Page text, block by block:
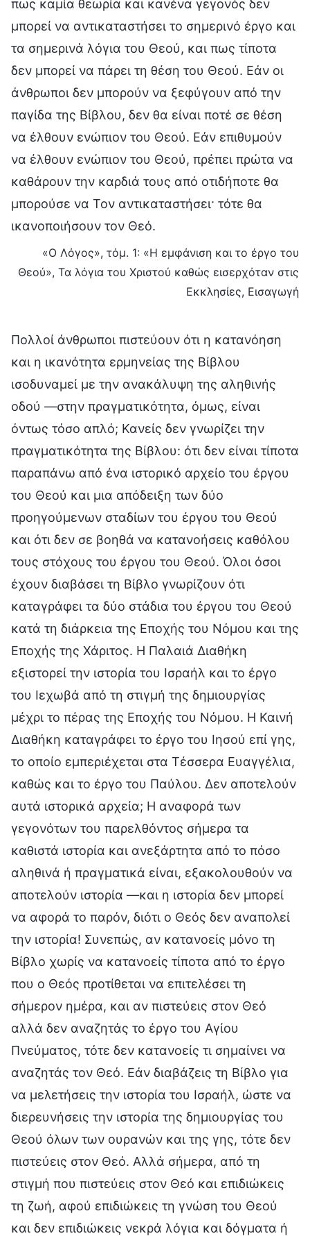
πως καμία θεωρία και κανένα γεγονός δεν
μπορεί να αντικαταστήσει το σημερινό έργο και
τα σημερινά λόγια του Θεού, και πως τίποτα
δεν μπορεί να πάρει τη θέση του Θεού. Εάν οι
άνθρωποι δεν μπορούν να ξεφύγουν από την
παγίδα της Βίβλου, δεν θα είναι ποτέ σε θέση
να έλθουν ενώπιον του Θεού. Εάν επιθυμούν
να έλθουν ενώπιον του Θεού, πρέπει πρώτα να
καθάρουν την καρδιά τους από οτιδήποτε θα
μπορούσε να Τον αντικαταστήσει· τότε θα
ικανοποιήσουν τον Θεό.
«Ο Λόγος», τόμ. 1: «Η εμφάνιση και το έργο του
Θεού», Τα λόγια του Χριστού καθώς εισερχόταν στις
Εκκλησίες, Εισαγωγή
Πολλοί άνθρωποι πιστεύουν ότι η κατανόηση
και η ικανότητα ερμηνείας της Βίβλου
ισοδυναμεί με την ανακάλυψη της αληθινής
οδού —στην πραγματικότητα, όμως, είναι
όντως τόσο απλό; Κανείς δεν γνωρίζει την
πραγματικότητα της Βίβλου: ότι δεν είναι τίποτα
παραπάνω από ένα ιστορικό αρχείο του έργου
του Θεού και μια απόδειξη των δύο
προηγούμενων σταδίων του έργου του Θεού
και ότι δεν σε βοηθά να κατανοήσεις καθόλου
τους στόχους του έργου του Θεού. Όλοι όσοι
έχουν διαβάσει τη Βίβλο γνωρίζουν ότι
καταγράφει τα δύο στάδια του έργου του Θεού
κατά τη διάρκεια της Εποχής του Νόμου και της
Εποχής της Χάριτος. Η Παλαιά Διαθήκη
εξιστορεί την ιστορία του Ισραήλ και το έργο
του Ιεχωβά από τη στιγμή της δημιουργίας
μέχρι το πέρας της Εποχής του Νόμου. Η Καινή
Διαθήκη καταγράφει το έργο του Ιησού επί γης,
το οποίο εμπεριέχεται στα Τέσσερα Ευαγγέλια,
καθώς και το έργο του Παύλου. Δεν αποτελούν
αυτά ιστορικά αρχεία; Η αναφορά των
γεγονότων του παρελθόντος σήμερα τα
καθιστά ιστορία και ανεξάρτητα από το πόσο
αληθινά ή πραγματικά είναι, εξακολουθούν να
αποτελούν ιστορία —και η ιστορία δεν μπορεί
να αφορά το παρόν, διότι ο Θεός δεν αναπολεί
την ιστορία! Συνεπώς, αν κατανοείς μόνο τη
Βίβλο χωρίς να κατανοείς τίποτα από το έργο
που ο Θεός προτίθεται να επιτελέσει τη
σήμερον ημέρα, και αν πιστεύεις στον Θεό
αλλά δεν αναζητάς το έργο του Αγίου
Πνεύματος, τότε δεν κατανοείς τι σημαίνει να
αναζητάς τον Θεό. Εάν διαβάζεις τη Βίβλο για
να μελετήσεις την ιστορία του Ισραήλ, ώστε να
διερευνήσεις την ιστορία της δημιουργίας του
Θεού όλων των ουρανών και της γης, τότε δεν
πιστεύεις στον Θεό. Αλλά σήμερα, από τη
στιγμή που πιστεύεις στον Θεό και επιδιώκεις
τη ζωή, αφού επιδιώκεις τη γνώση του Θεού
και δεν επιδιώκεις νεκρά λόγια και δόγματα ή